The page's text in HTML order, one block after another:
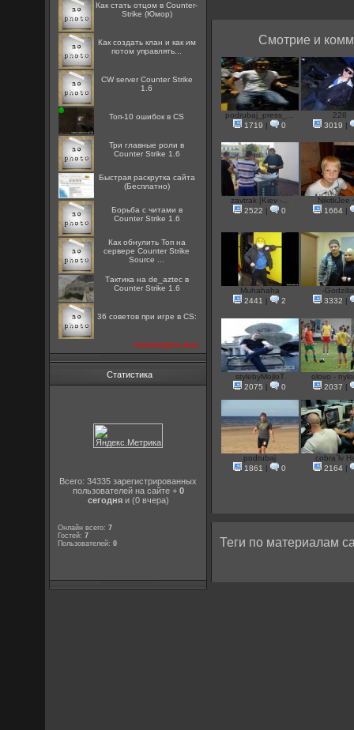
Как стать отцом в Counter-
Strike (Юмор)
Как создать клан и как им
потом управлять...
CW server Counter Strike
1.6
Топ-10 ошибок в CS
Три главные роли в
Counter Strike 1.6
Быстрая раскрутка сайта
(Бесплатно)
Борьба с читами в
Counter Strike 1.6
Как обнулить Топ на
сервере Counter Strike
Source ...
Тактика на de_aztec в
Counter Strike 1.6
36 советов при игре в CS:
посмотреть все
Статистика
Всего: 34335 зарегистрированных
пользователей на сайте + 0
сегодняи (0 вчера)
Онлайн всего:7
Гостей:7
Пользователей:0
Смотрие и
podrubaj_press_...
1719
| 0
228
3019
|
zavtrak [Kiev -...
2522
| 0
NikitkJee
1664 |
Muhahaha
2441
| 2
-
3332
|
stylebyMojloT
2075
| 0
olovo -
2037
|
podrubaj
1861
| 0
cobra`lv
2164 |
Теги по материалам